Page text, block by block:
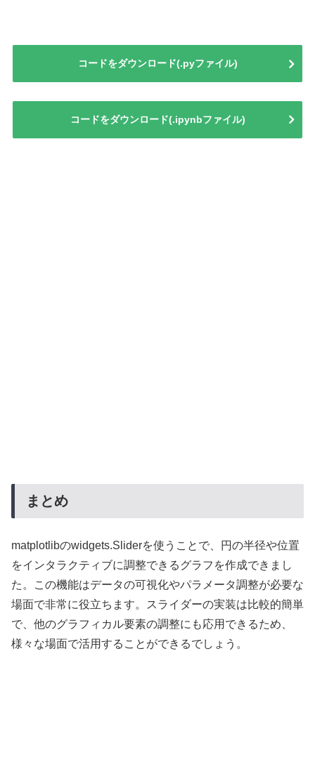
コードをダウンロード(.pyファイル)
コードをダウンロード(.ipynbファイル)
まとめ
matplotlibのwidgets.Sliderを使うことで、円の半径や位置
をインタラクティブに調整できるグラフを作成できまし
た。この機能はデータの可視化やパラメータ調整が必要な
場面で非常に役立ちます。スライダーの実装は比較的簡単
で、他のグラフィカル要素の調整にも応用できるため、
様々な場面で活用することができるでしょう。